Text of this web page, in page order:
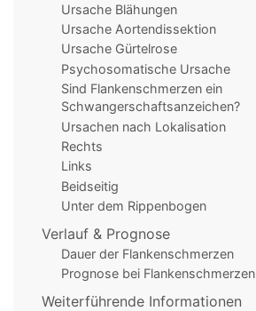
Ursache Blähungen
Ursache Aortendissektion
Ursache Gürtelrose
Psychosomatische Ursache
Sind Flankenschmerzen ein
Schwangerschaftsanzeichen?
Ursachen nach Lokalisation
Rechts
Links
Beidseitig
Unter dem Rippenbogen
Verlauf & Prognose
Dauer der Flankenschmerzen
Prognose bei Flankenschmerzen
Weiterführende Informationen